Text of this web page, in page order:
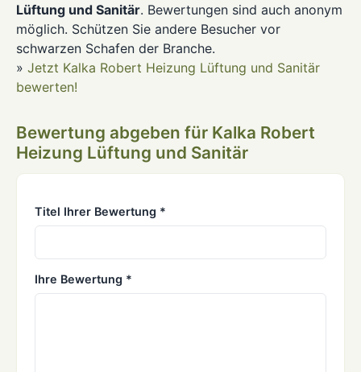
Lüftung und Sanitär. Bewertungen sind auch anonym
möglich. Schützen Sie andere Besucher vor
schwarzen Schafen der Branche.
» Jetzt Kalka Robert Heizung Lüftung und Sanitär
bewerten!
Bewertung abgeben für Kalka Robert
Heizung Lüftung und Sanitär
Titel Ihrer Bewertung *
Ihre Bewertung *